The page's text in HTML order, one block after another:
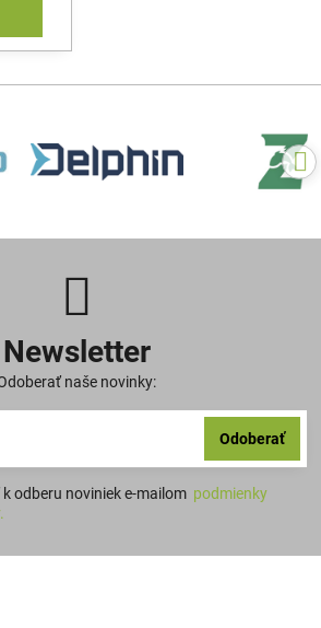
Newsletter
naše novinky:
Odoberať
odberu noviniek e-mailom podmienky